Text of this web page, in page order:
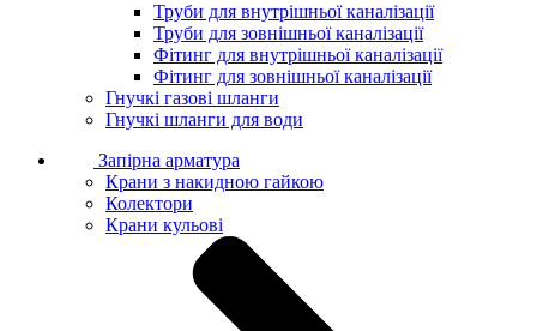
Труби для внутрішньої каналізації
Труби для зовнішньої каналізації
Фітинг для внутрішньої каналізації
Фітинг для зовнішньої каналізації
Гнучкі газові шланги
Гнучкі шланги для води
Запірна арматура
Крани з накидною гайкою
Колектори
Крани кульові